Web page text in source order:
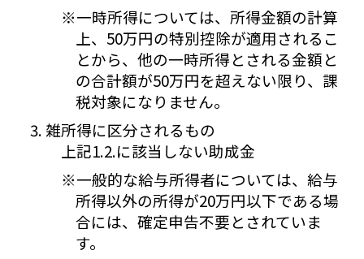
※一時所得については、所得金額の計算
上、50万円の特別控除が適用されるこ
とから、他の一時所得とされる金額と
の合計額が50万円を超えない限り、課
税対象になりません。
雑所得に区分されるもの
上記1.2.に該当しない助成金
※一般的な給与所得者については、給与
所得以外の所得が20万円以下である場
合には、確定申告不要とされていま
す。